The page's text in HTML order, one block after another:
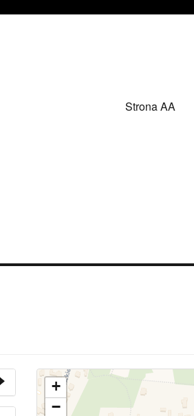
Strona AA
+
−